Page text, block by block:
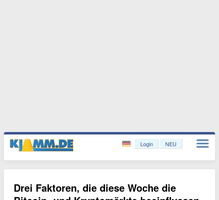
Login NEU
Drei Faktoren, die diese Woche die